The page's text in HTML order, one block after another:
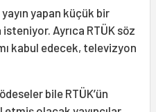
yapan küçük bir
Ayrıca RTÜK söz
kabul edecek, televizyon
bile RTÜK’ün